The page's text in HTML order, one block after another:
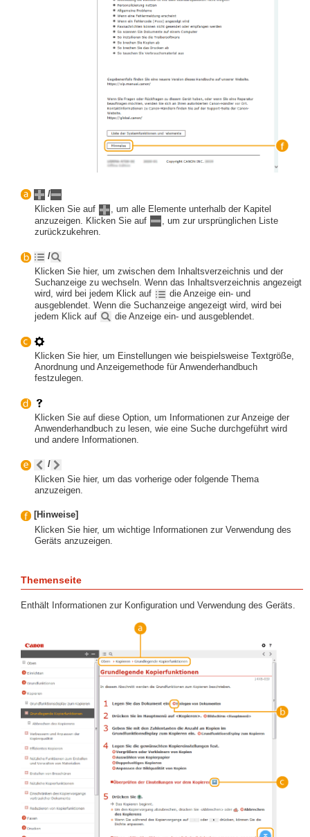
/
Klicken Sie auf
, um alle Elemente unterhalb der Kapitel
anzuzeigen. Klicken Sie auf
, um zur ursprünglichen Liste
zurückzukehren.
/
Klicken Sie hier, um zwischen dem Inhaltsverzeichnis und der
Suchanzeige zu wechseln. Wenn das Inhaltsverzeichnis angezeigt
wird, wird bei jedem Klick auf
die Anzeige ein- und
ausgeblendet. Wenn die Suchanzeige angezeigt wird, wird bei
jedem Klick auf
die Anzeige ein- und ausgeblendet.
Klicken Sie hier, um Einstellungen wie beispielsweise Textgröße,
Anordnung und Anzeigemethode für Anwenderhandbuch
festzulegen.
Klicken Sie auf diese Option, um Informationen zur Anzeige der
Anwenderhandbuch zu lesen, wie eine Suche durchgeführt wird
und andere Informationen.
/
Klicken Sie hier, um das vorherige oder folgende Thema
anzuzeigen.
[Hinweise]
Klicken Sie hier, um wichtige Informationen zur Verwendung des
Geräts anzuzeigen.
Themenseite
Enthält Informationen zur Konfiguration und Verwendung des Geräts.